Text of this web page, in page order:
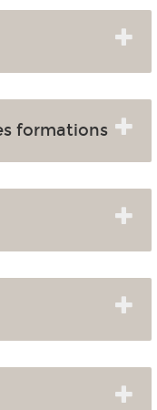
formations